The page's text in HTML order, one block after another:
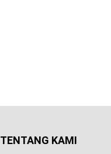
TENTANG KAMI